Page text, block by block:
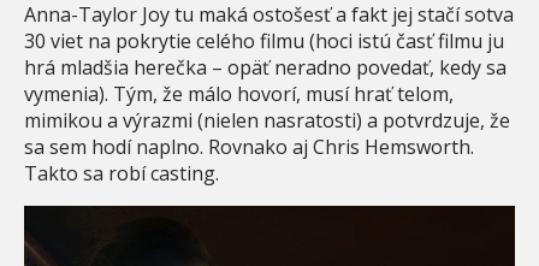
Anna-Taylor Joy tu maká ostošesť a fakt jej stačí sotva
30 viet na pokrytie celého filmu (hoci istú časť filmu ju
hrá mladšia herečka – opäť neradno povedať, kedy sa
vymenia). Tým, že málo hovorí, musí hrať telom,
mimikou a výrazmi (nielen nasratosti) a potvrdzuje, že
sa sem hodí naplno. Rovnako aj Chris Hemsworth.
Takto sa robí casting.